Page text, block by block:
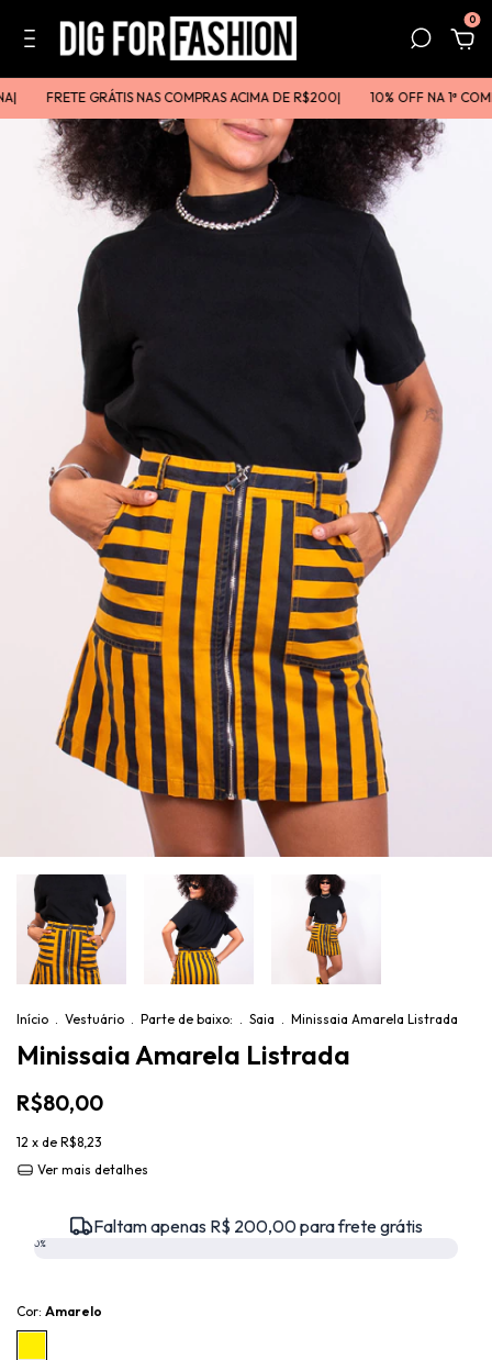
0
FRETE GRÁTIS NAS COMPRAS ACIMA DE R$200ㅤㅤ| 10% OFF NA 1ª
Início . Vestuário . Parte de baixo: . Saia . Minissaia Amarela Listrada
Minissaia Amarela Listrada
R$80,00
12 x de R$8,23
Ver mais detalhes
Faltam apenas R$ 200,00 para frete grátis
0%
Cor: Amarelo